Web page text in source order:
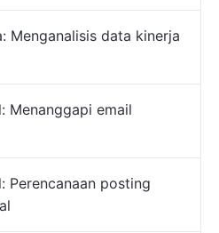
Menganalisis data kinerja
Menanggapi email
Perencanaan posting